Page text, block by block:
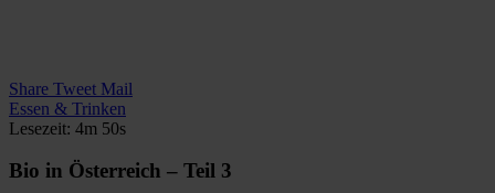
Share Tweet Mail
Essen & Trinken
Lesezeit: 4m 50s
Bio in Österreich – Teil 3